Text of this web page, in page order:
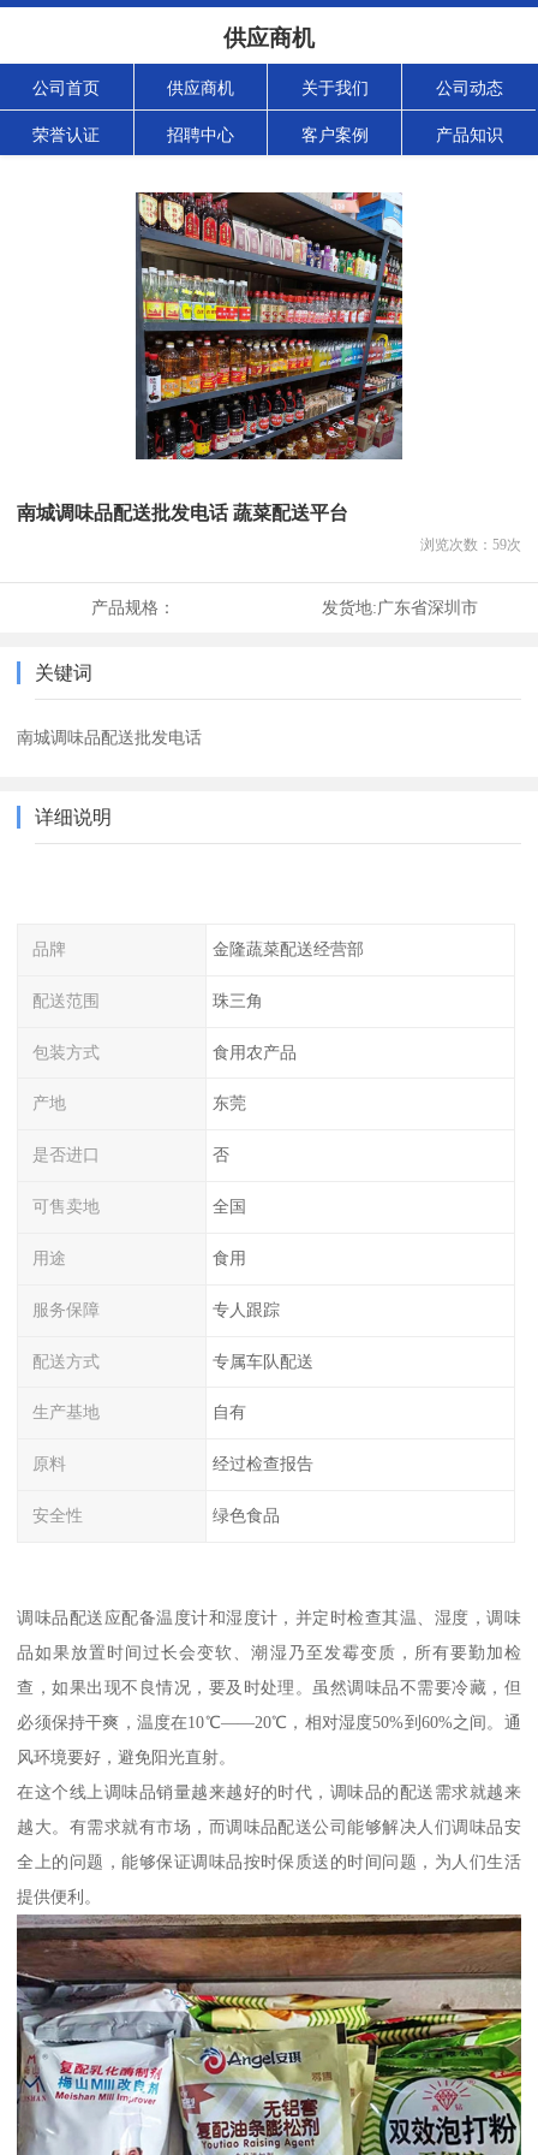
供应商机
公司首页 供应商机 关于我们 公司动态
荣誉认证 招聘中心 客户案例 产品知识
南城调味品配送批发电话 蔬菜配送平台
浏览次数： 59次
产品规格： 发货地:广东省深圳市
关键词
南城调味品配送批发电话
详细说明
品牌 金隆蔬菜配送经营部
配送范围 珠三角
包装方式 食用农产品
产地 东莞
是否进口 否
可售卖地 全国
用途 食用
服务保障 专人跟踪
配送方式 专属车队配送
生产基地 自有
原料 经过检查报告
安全性 绿色食品
调味品配送应配备温度计和湿度计，并定时检查其温、湿度，调味
品如果放置时间过长会变软、潮湿乃至发霉变质，所有要勤加检
查，如果出现不良情况，要及时处理。虽然调味品不需要冷藏，但
必须保持干爽，温度在10℃——20℃，相对湿度50%到60%之间。通
风环境要好，避免阳光直射。
在这个线上调味品销量越来越好的时代，调味品的配送需求就越来
越大。有需求就有市场，而调味品配送公司能够解决人们调味品安
全上的问题，能够保证调味品按时保质送的时间问题，为人们生活
提供便利。